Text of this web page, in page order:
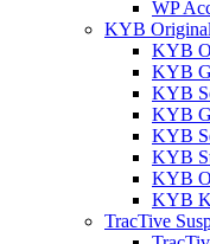
WP
KYB
KYB
KYB
KYB
KYB
KYB
KYB
KYB
KYB
TracTive